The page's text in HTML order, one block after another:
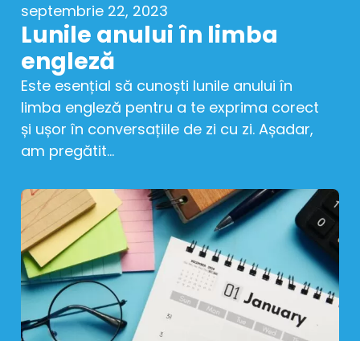
septembrie 22, 2023
Lunile anului în limba
engleză
Este esențial să cunoști lunile anului în
limba engleză pentru a te exprima corect
și ușor în conversațiile de zi cu zi. Așadar,
am pregătit...